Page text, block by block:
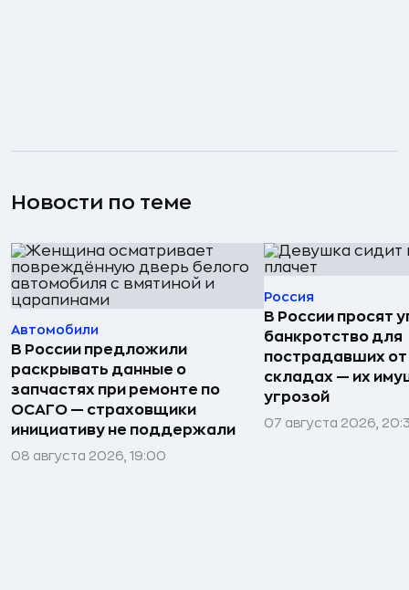
Новости по теме
Автомобили
В России предложили
раскрывать данные о
запчастях при ремонте по
ОСАГО — страховщики
инициативу не поддержали
08 августа 2026, 19:00
Россия
В России просят
банкротство для
пострадавших
складах — их
угрозой
07 августа 2026,